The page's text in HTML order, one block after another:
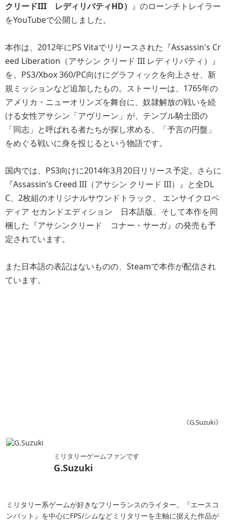
クリードIII レディリバティHD） 』のローンチトレイラー
をYouTubeで公開しました。
本作は、2012年にPS Vitaでリリースされた『Assassin's Cr
eed Liberation（アサシン クリード III レディリバティ）』
を、PS3/Xbox 360/PC向けにグラフィックを向上させ、新
規ミッションなど追加したもの。ストーリーは、1765年の
アメリカ・ニューオリンズを舞台に、奴隷解放の戦いを続
ける女性アサシン「アヴリーン」が、テンプル騎士団の
「同志」と呼ばれる者たちが探し求める、「予言の円盤」
をめぐる戦いに身を投じるという物語です。
国内では、PS3向けに2014年3月20日リリース予定。さらに
『Assassin's Creed III（アサシン クリード III）』と全DL
C、2枚組のオリジナルサウンドトラック、 エンサイクロペ
ディア セカンドエディション 日本語版、そして本作を同
梱した『アサシンクリード コナー・サーガ』の発売も予
定されています。
また日本語の表記はないものの、Steamで本作が配信され
ています。
《G.Suzuki》
ミリタリーゲームファンです
G.Suzuki
ミリタリー系ゲームが好きなフリーランスのライター。『エースコ
ンバット』を中心にFPS/シムなどミリタリーを主軸に据えた作品が